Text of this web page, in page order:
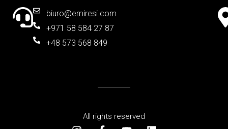
biuro@emiresi.com
+971 58 584 27 87
+48 573 568 849
All rights reserved